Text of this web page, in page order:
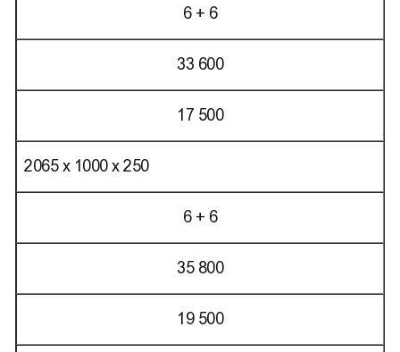
6 + 6
33 600
17 500
2065 х 1000 х 250
6 + 6
35 800
19 500